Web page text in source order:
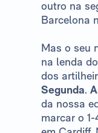
outro na
Barcelona
Mas o seu
na lenda do
dos
Segunda.
da nossa
marcar o